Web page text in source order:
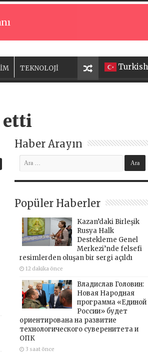
Turkish
TEKNOLOJİ
etti
Haber Arayın
Popüler Haberler
Kazan’daki Birleşik
Rusya Halk
Destekleme Genel
Merkezi’nde felsefi
resimlerden oluşan bir sergi açıldı
12 dakika önce
Владислав Головин:
Новая Народная
программа «Единой
России» будет
ориентирована на развитие
технологического суверенитета и
ОПК
3 saat önce